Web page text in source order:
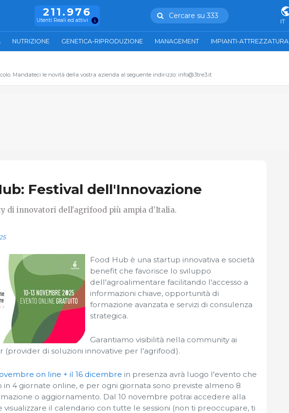
211.976
Utenti Reali ed attivi
Cercare su 333
IT
NUTRIZIONE GENETICA-RIPRODUZIONE MANAGEMENT IMPIANTI-ATTREZZATURA
Mandateci le novità della vostra azienda al seguente indirizzo: info@3tre3.it
Festival dell'Innovazione
di innovatori dell'agrifood più ampia d'Italia.
Food Hub è una startup innovativa e società
benefit che favorisce lo sviluppo
dell'agroalimentare facilitando l'accesso a
informazioni chiave, opportunità di
formazione avanzata e servizi di consulenza
strategica.
Garantiamo visibilità nella community ai
(provider di soluzioni innovative per l'agrifood).
on line + il 16 dicembre in presenza avrà luogo l'evento che
in 4 giornate online, e per ogni giornata sono previste almeno 8
o aggiornamento. Dal 10 novembre potrai accedere alla
visualizzare il calendario con tutte le sessioni (non ti preoccupare, ti